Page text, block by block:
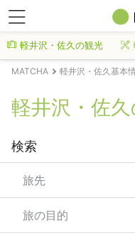
軽井沢・佐久の観光
MATCHA 軽井沢・佐久基本
軽井沢・佐久
検索
旅先
旅の目的